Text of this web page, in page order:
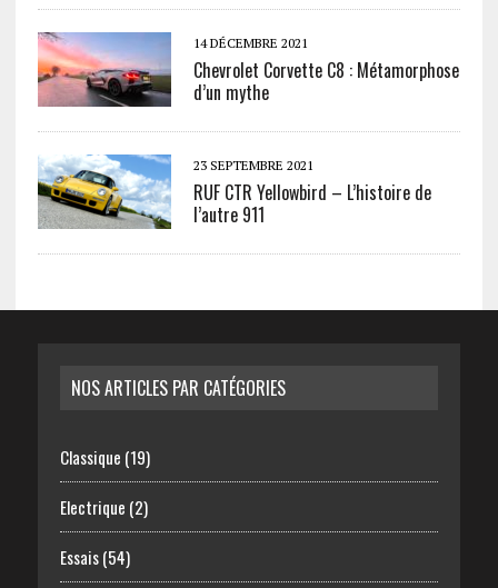
14 DÉCEMBRE 2021
Chevrolet Corvette C8 : Métamorphose
d’un mythe
23 SEPTEMBRE 2021
RUF CTR Yellowbird – L’histoire de
l’autre 911
NOS ARTICLES PAR CATÉGORIES
Classique (19)
Electrique (2)
Essais(54)